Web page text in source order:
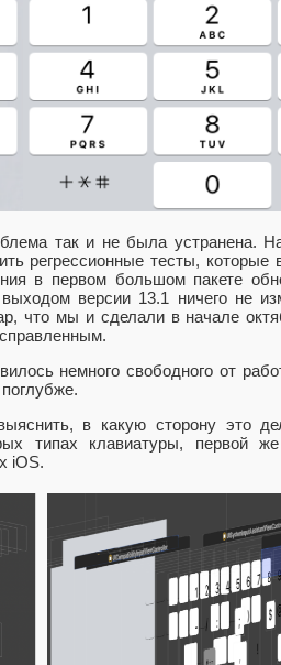
так и не была устранена.
регрессионные тесты, которые
в первом большом пакете
версии 13.1 ничего не
что мы и сделали в начале
немного свободного от
в какую сторону это
типах клавиатуры, первой
iOS.